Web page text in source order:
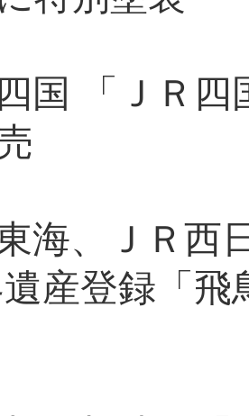
国 「ＪＲ
海、ＪＲ西
産登録「